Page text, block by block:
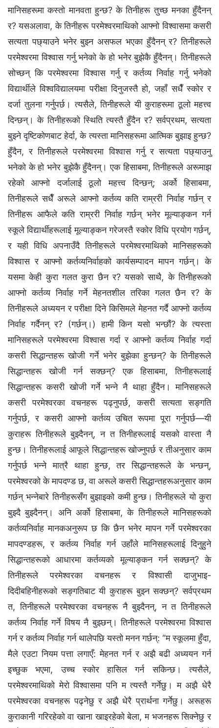
मानिसहरूमा कस्तो मानवता हुन्छ? के तिनीहरू तुच्छ मनका हुँदैनन्
र? यसअलावा, के तिनीहरू परमेश्‍वरमाथिको आफ्नो विश्‍वासमा कसरी
सत्यता पछ्याउने भनेर बुझ्न असफल भएका हुँदैनन् र? तिनीहरूले
परमेश्‍वरमा विश्‍वास गर्नु भनेको के हो भनेर बुझेकै हुँदैनन्। तिनीहरूले
सोच्छन् कि परमेश्‍वरमा विश्‍वास गर्नु र कर्तव्य निर्वाह गर्नु भनेको
विद्यार्थीले विश्‍वविद्यालयमा परीक्षा दिनुजस्तै हो, जहाँ सधैँ स्कोर र
दर्जा तुलना गर्नुपर्छ। त्यसैले, तिनीहरूले यी कुराहरूमा ठूलो महत्त्व
दिन्छन्। के तिनीहरूको स्थिति त्यस्तै हुँदैन र? सर्वप्रथम, सत्यता
बुझ्ने दृष्टिकोणबाट हेर्दा, के त्यस्ता मानिसहरूमा आत्मिक बुझाइ हुन्छ?
हुँदैन, र तिनीहरूले परमेश्‍वरमा विश्‍वास गर्नु र सत्यता पछ्याउनु
भनेको के हो भनेर बुझेकै हुँदैनन्। एक हिसाबमा, तिनीहरूले अरूमाझ
रहेको आफ्नो दर्जालाई ठूलो महत्त्व दिन्छन्; अर्को हिसाबमा,
तिनीहरूले सधैँ अरूले आफ्नो कर्तव्य कति राम्ररी निर्वाह गर्छन् र
तिनीहरू आफैले कति राम्ररी निर्वाह गर्छन् भनेर मूल्याङ्कन गर्न
स्कूले विद्यार्थीहरूलाई मूल्याङ्कन गरेजस्तै स्कोर विधि प्रयोग गर्छन्,
र यही विधि अपनाउँदै तिनीहरूले परमेश्‍वरमाथिको मानिसहरूको
विश्‍वास र आफ्नो कर्तव्यनिर्वाहको कार्यसम्पादन मापन गर्छन्। के
यसमा केही कुरा गलत कुरा छैन र? यसको साथै, के तिनीहरूको
आफ्नो कर्तव्य निर्वाह गर्ने मेहनतशील तरिका गलत छैन र? के
तिनीहरूले अध्ययन र परीक्षा दिने किसिमले मेहनत गर्दै आफ्नो कर्तव्य
निर्वाह गर्दैनन् र? (गर्छन्।) हामी किन यसो भन्छौं? के त्यस्ता
मानिसहरूले परमेश्‍वरमा विश्‍वास गर्दा र आफ्नो कर्तव्य निर्वाह गर्दा
कसरी सिद्धान्तहरू खोजी गर्ने भनेर बुझेका हुन्छन्? के तिनीहरूले
सिद्धान्तहरू खोजी गर्न सक्छन्? एक हिसाबमा, तिनीहरूलाई
सिद्धान्तहरू कसरी खोजी गर्ने भन्‍ने नै थाहा हुँदैन। मानिसहरूले
कसरी परमेश्‍वरका वचनहरू पढ्नुपर्छ, कसरी सत्यता सङ्गति
गर्नुपर्छ, र कसरी आफ्नो कर्तव्य उचित रूपमा पूरा गर्नुपर्छ—यी
कुराहरू तिनीहरूले बुझ्दैनन्, न त तिनीहरूलाई यसको वास्ता नै
हुन्छ। तिनीहरूलाई आफूले सिद्धान्तहरू खोज्नुपर्छ र तीअनुसार काम
गर्नुपर्छ भन्‍ने मात्रै थाहा हुन्छ, तर सिद्धान्तहरूले के भन्छन्,
परमेश्‍वरको के मापदण्ड छ, वा अरूले कसरी सिद्धान्तहरूअनुसार काम
गर्छन् भन्‍नेबारे तिनीहरूसँग बुझाइको कमी हुन्छ। तिनीहरूले यो कुरा
बुझ्दै बुझ्दैनन्। अनि अर्को हिसाबमा, के तिनीहरूले मानिसहरूको
कर्तव्यनिर्वाह मानकअनुरूप छ कि छैन भनेर मापन गर्ने परमेश्‍वरका
मापदण्डहरू, र कर्तव्य निर्वाह गर्न उहाँले मानिसहरूलाई दिनुहुने
सिद्धान्तहरूको आधारमा कर्तव्यको मूल्याङ्कन गर्न सक्छन्? के
तिनीहरूले परमेश्‍वरका वचनहरू र विश्‍वासी दाजुभाइ-
दिदीबहिनीहरूको सङ्गतिबाट यी कुराहरू बुझ्न सक्छन्? सर्वप्रथम
त, तिनीहरूले परमेश्‍वरका वचनहरू नै बुझ्दैनन्, न त तिनीहरूले
कर्तव्य निर्वाह गर्ने विषय नै बुझ्छन्। तिनीहरूले परमेश्‍वरमा विश्‍वास
गर्न र कर्तव्य निर्वाह गर्न थालेपछि यस्तो मनन गर्छन्: “म स्कूलमा हुँदा,
मैले एउटा नियम पत्ता लगाएँ: मेहनत गर्न र अझै बढी अध्ययन गर्न
इच्छुक भएमा, उच्च स्कोर हासिल गर्न सकिन्छ। त्यसैले,
परमेश्‍वरमाथिको मेरो विश्‍वासमा पनि म त्यस्तै गर्नेछु। म अझै धेरै
परमेश्‍वरका वचनहरू पढ्नेछु र अझै धेरै प्रार्थना गर्नेछु। अरूहरू
कुराकानी गरिरहेको वा खाना खाइरहेको बेला, म भजनहरू सिक्‍नेछु र